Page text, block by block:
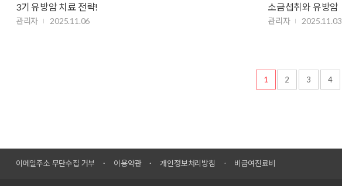
3기 유방암 치료 전략!
관리자 2025.11.06
소금섭취와 유방암
관리자 2025.11.03
1 2 3 4
이메일주소 무단수집 거부 이용약관 개인정보처리방침 비급여진료비